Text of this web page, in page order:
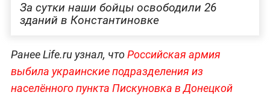
За сутки наши бойцы освободили 26
зданий в Константиновке
Ранее Life.ru узнал, чтоРоссийская армия
выбила украинские подразделения из
населённого пункта Пискуновка в Донецкой